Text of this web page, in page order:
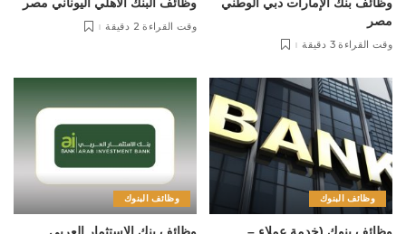
وظائف بنك الإمارات دبي الوطني
مصر
وقت القراءة 3 دقيقة
وظائف البنك الأهلي اليوناني مصر
وقت القراءة 2 دقيقة
وظائف البنوك وظائف البنوك